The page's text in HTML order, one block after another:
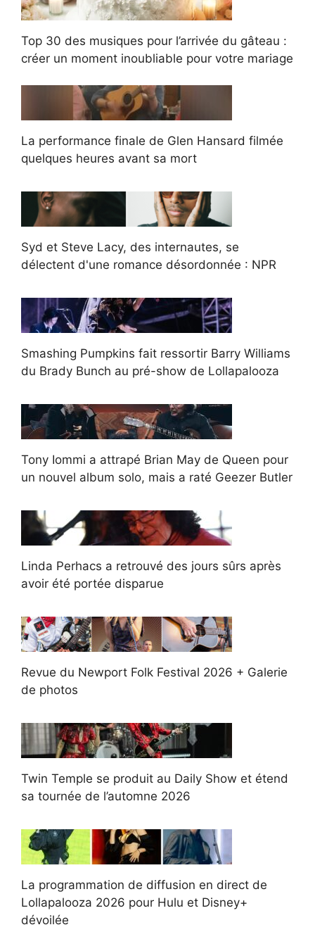
Top 30 des musiques pour l’arrivée du gâteau :
créer un moment inoubliable pour votre mariage
La performance finale de Glen Hansard filmée
quelques heures avant sa mort
Syd et Steve Lacy, des internautes, se
délectent d'une romance désordonnée : NPR
Smashing Pumpkins fait ressortir Barry Williams
du Brady Bunch au pré-show de Lollapalooza
Tony Iommi a attrapé Brian May de Queen pour
un nouvel album solo, mais a raté Geezer Butler
Linda Perhacs a retrouvé des jours sûrs après
avoir été portée disparue
Revue du Newport Folk Festival 2026 + Galerie
de photos
Twin Temple se produit au Daily Show et étend
sa tournée de l’automne 2026
La programmation de diffusion en direct de
Lollapalooza 2026 pour Hulu et Disney+
dévoilée